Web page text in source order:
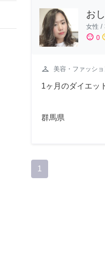
お
女性 /
sentiment_satisfied 0
checkroom 美容・ファッショ
1ヶ月のダイエッ
群馬県
1